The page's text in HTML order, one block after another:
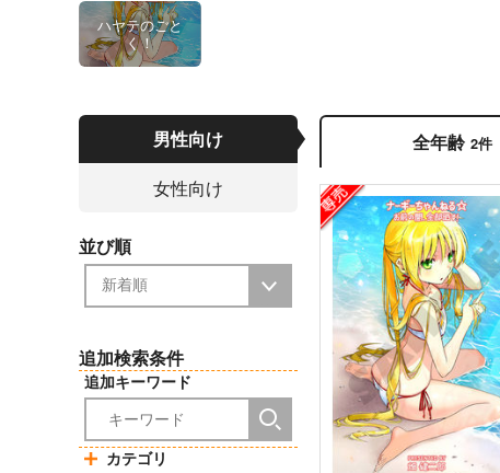
ハヤテのごと
く！
男性向け
女性向け
並び順
追加検索条件
追加キーワード
カテゴリ
全年齢 2件